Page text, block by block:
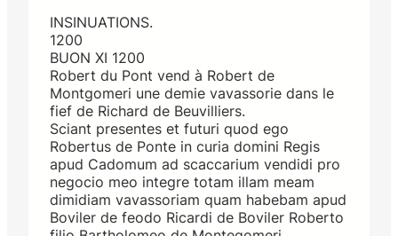
INSINUATIONS.
1200
BUON XI 1200
Robert du Pont vend à Robert de
Montgomeri une demie vavassorie dans le
fief de Richard de Beuvilliers.
Sciant presentes et futuri quod ego
Robertus de Ponte in curia domini Regis
apud Cadomum ad scaccarium vendidi pro
negocio meo integre totam illam meam
dimidiam vavassoriam quam habebam apud
Boviler de feodo Ricardi de Boviler Roberto